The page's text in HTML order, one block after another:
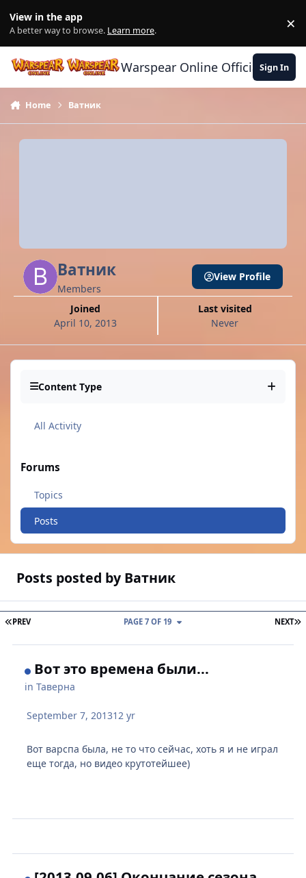
View in the app
A better way to browse. Learn more. ×
Warspear Online Official Forum
Sign In
Home Ватник
Ватник
Members
Joined
April 10, 2013
Last visited
Never
View Profile
Content Type
All Activity
Forums
Topics
Posts
Posts posted by Ватник
FIRST PAGE
PREV NEXT
PAGE 7 OF 19
Вот это времена были...
inТаверна
September 7, 201312 yr
Вот варспа была, не то что сейчас, хоть я и не играл
еще тогда, но видео крутотейшее)